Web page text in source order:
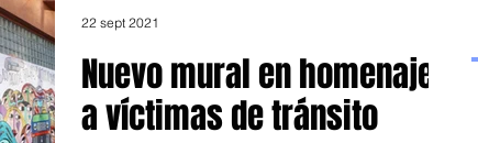
Nuevo mural en homenaje
a víctimas de tránsito
22 sept 2021